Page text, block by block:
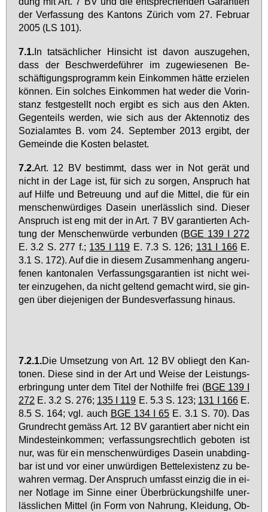
der Ver­fas­sung des Kan­tons Zü­rich vom 27. Fe­bru­ar
2005 (LS 101).
7.1.In tat­säch­li­cher Hin­sicht ist da­von aus­zu­ge­hen,
dass der Be­schwer­de­füh­rer im zu­ge­wie­se­nen Be­
schäf­ti­gungs­pro­gramm kein Ein­kom­men hät­te er­zie­len
kön­nen. Ein sol­ches Ein­kom­men hat we­der die Vor­in­
stanz fest­ge­stellt noch er­gibt es sich aus den Ak­ten.
Ge­gen­teils wer­den, wie sich aus der Ak­ten­no­tiz des
So­zi­al­am­tes B. vom 24. Sep­tem­ber 2013 er­gibt, der
Ge­mein­de die Kos­ten be­las­tet.
7.2.Art. 12 BV be­stimmt, dass wer in Not ge­rät und
nicht in der La­ge ist, für sich zu sor­gen, An­spruch hat
auf Hil­fe und Be­treu­ung und auf die Mit­tel, die für ein
men­schen­wür­di­ges Da­sein un­er­läss­lich sind. Die­ser
An­spruch ist eng mit der in Art. 7 BV ga­ran­tier­ten Ach­
tung der Men­schen­wür­de ver­bun­den (BGE 139 I 272
E. 3.2 S. 277 f.; 135 I 119 E. 7.3 S. 126; 131 I 166E.
3.1 S. 172). Auf die in die­sem Zu­sam­men­hang an­ge­ru­
fe­nen kan­to­na­len Ver­fas­sungs­ga­ran­ti­en ist nicht wei­
ter ein­zu­ge­hen, da nicht gel­tend ge­macht wird, sie gin­
gen über die­je­ni­gen der Bun­des­ver­fas­sung hin­aus.
7.2.1.Die Um­set­zung von Art. 12 BV ob­liegt den Kan­
to­nen. Die­se sind in der Art und Wei­se der Leis­tungs­
er­brin­gung un­ter dem Ti­tel der Not­hil­fe frei (BGE 139 I
272 E. 3.2 S. 276; 135 I 119 E. 5.3 S. 123; 131 I 166E.
8.5 S. 164; vgl. auch BGE 134 I 65 E. 3.1 S. 70). Das
Grund­recht ge­mäss Art. 12 BV ga­ran­tiert aber nicht ein
Min­dest­ein­kom­men; ver­fas­sungs­recht­lich ge­bo­ten ist
nur, was für ein men­schen­wür­di­ges Da­sein un­ab­ding­
bar ist und vor ei­ner un­wür­di­gen Bet­te­l­exis­tenz zu be­
wah­ren ver­mag. Der An­spruch um­fasst ein­zig die in ei­
ner Not­la­ge im Sin­ne ei­ner Über­brü­ckungs­hil­fe un­er­
läss­li­chen Mit­tel (in Form von Nah­rung, Klei­dung, Ob­